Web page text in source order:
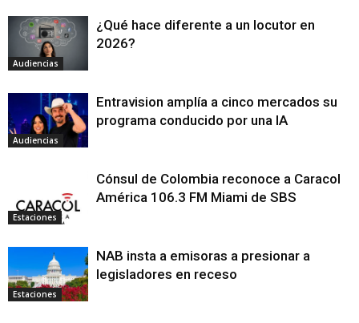
Audiencias
¿Qué hace diferente a un locutor en
2026?
Audiencias
Entravision amplía a cinco mercados su
programa conducido por una IA
Estaciones
Cónsul de Colombia reconoce a Caracol
América 106.3 FM Miami de SBS
Estaciones
NAB insta a emisoras a presionar a
legisladores en receso